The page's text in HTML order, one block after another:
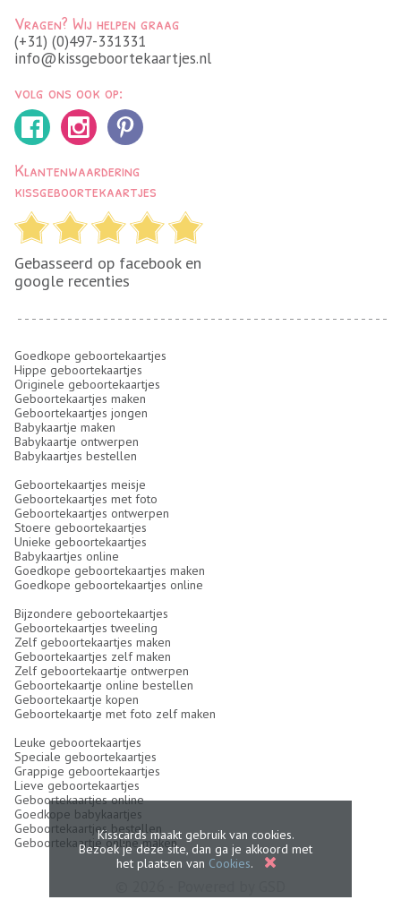
Vragen? Wij helpen graag
(+31) (0)497-331331
info@kissgeboortekaartjes.nl
volg ons ook op:
Klantenwaardering
kissgeboortekaartjes
Gebasseerd op facebook en
google recenties
Goedkope geboortekaartjes
Hippe geboortekaartjes
Originele geboortekaartjes
Geboortekaartjes maken
Geboortekaartjes jongen
Babykaartje maken
Babykaartje ontwerpen
Babykaartjes bestellen
Geboortekaartjes meisje
Geboortekaartjes met foto
Geboortekaartjes ontwerpen
Stoere geboortekaartjes
Unieke geboortekaartjes
Babykaartjes online
Goedkope geboortekaartjes maken
Goedkope geboortekaartjes online
Bijzondere geboortekaartjes
Geboortekaartjes tweeling
Zelf geboortekaartjes maken
Geboortekaartjes zelf maken
Zelf geboortekaartje ontwerpen
Geboortekaartje online bestellen
Geboortekaartje kopen
Geboortekaartje met foto zelf maken
Leuke geboortekaartjes
Speciale geboortekaartjes
Grappige geboortekaartjes
Lieve geboortekaartjes
Geboortekaartjes online
Goedkope babykaartjes
Geboortekaartjes bestellen
Geboortekaartje online makenKisscards maakt gebruik van cookies.
Bezoek je deze site, dan ga je akkoord met
het plaatsen van Cookies.